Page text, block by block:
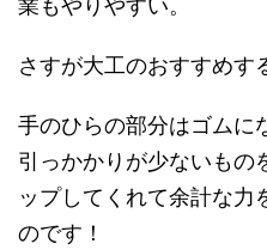
さすが大工のおすすめす
手のひらの部分はゴムに
引っかかりが少ないもの
ップしてくれて余計な力
のです！